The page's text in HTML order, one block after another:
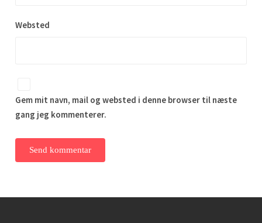
Websted
Gem mit navn, mail og websted i denne browser til næste
gang jeg kommenterer.